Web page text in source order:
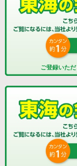
ご登録いただ